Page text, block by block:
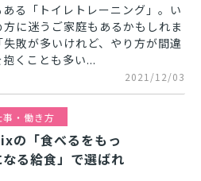
る「トイレトレーニング」。い
に迷うご家庭もあるかもしれま
敗が多いけれど、やり方が間違
くことも多い...
2021/12/03
・働き方
の「食べるをもっ
なる給食」で選ばれ